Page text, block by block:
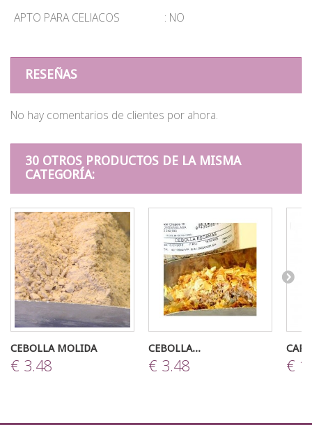
APTO PARA CELIACOS : NO
RESEÑAS
No hay comentarios de clientes por ahora.
30 OTROS PRODUCTOS DE LA MISMA
CATEGORÍA:
CEBOLLA MOLIDA
€ 3.48
CEBOLLA...
€ 3.48 €